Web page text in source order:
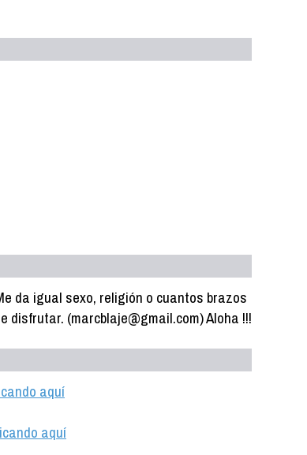
da igual sexo, religión o cuantos brazos
(marcblaje@gmail.com) Aloha !!!
aquí
aquí